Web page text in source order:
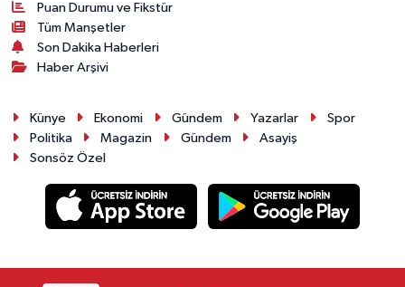
Puan Durumu ve Fikstür
Tüm Manşetler
Son Dakika Haberleri
Haber Arşivi
Künye Ekonomi Gündem Yazarlar
Spor
Politika
Magazin Gündem
Asayiş
Sonsöz Özel